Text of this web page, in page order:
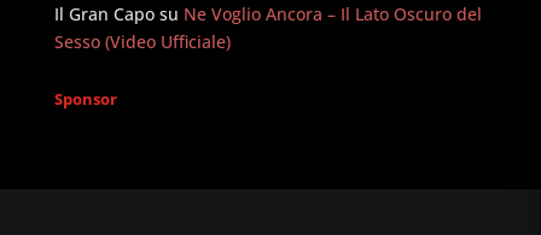
Il Gran Caposu Ne Voglio Ancora – Il Lato Oscuro del
Sesso (Video Ufficiale)
Sponsor